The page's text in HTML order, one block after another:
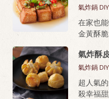
氣炸鍋 DIY
在家也
金黃酥
廳級美
桂冠芙
武器！
氣炸酥
氣炸鍋 DIY
超人氣
殺幸福